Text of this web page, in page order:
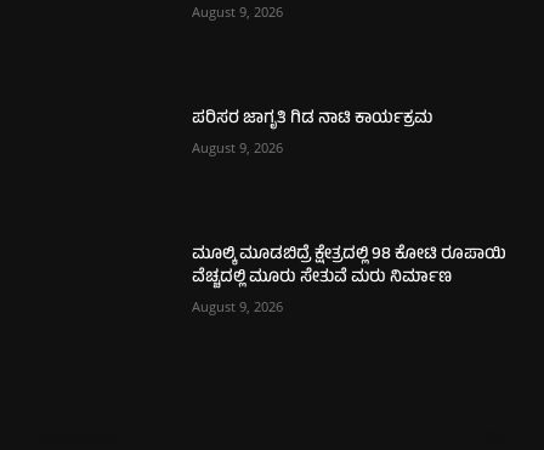
August 9, 2026
ಪರಿಸರ ಜಾಗೃತಿ ಗಿಡ ನಾಟಿ ಕಾರ್ಯಕ್ರಮ
August 9, 2026
ಮೂಲ್ಕಿ ಮೂಡಬಿದ್ರೆ ಕ್ಷೇತ್ರದಲ್ಲಿ 98 ಕೋಟಿ ರೂಪಾಯಿ
ವೆಚ್ಚದಲ್ಲಿ ಮೂರು ಸೇತುವೆ ಮರು ನಿರ್ಮಾಣ
August 9, 2026